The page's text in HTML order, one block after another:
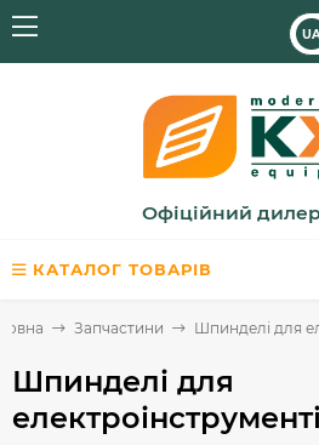
Офіційний
КАТАЛОГ ТОВАРІВ
Запчастини Шпинделі для
Шпинделі для